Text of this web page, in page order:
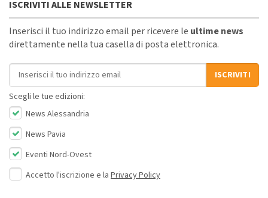
ISCRIVITI ALLE NEWSLETTER
Inserisci il tuo indirizzo email per ricevere le ultime news
direttamente nella tua casella di posta elettronica.
Indirizzo email
ISCRIVITI
Scegli le tue edizioni:
News Alessandria
News Pavia
Eventi Nord-Ovest
Accetto l'iscrizione e la Privacy Policy